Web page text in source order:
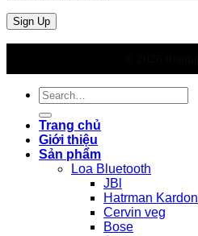
Search
for:
Trang chủ
Giới thiệu
Sản phẩm
Loa Bluetooth
JBl
Hatrman Kardon
Cervin veg
Bose